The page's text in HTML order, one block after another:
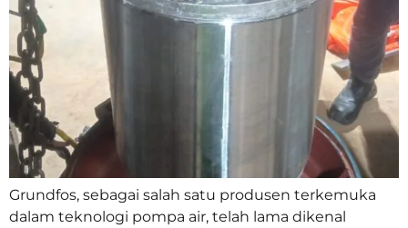
Grundfos, sebagai salah satu produsen terkemuka
dalam teknologi pompa air, telah lama dikenal